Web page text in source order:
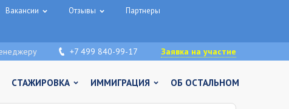
Вакансии Отзывы Партнеры
Заявка на участие
+7 499 840-99-17
СТАЖИРОВКА ИММИГРАЦИЯ ОБ ОСТАЛЬНОМ